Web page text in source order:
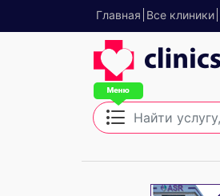
Главная Все клиники